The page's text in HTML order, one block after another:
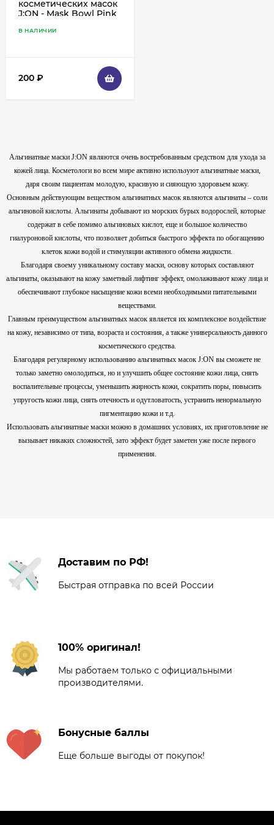
косметических масок
J:ON - Mask Bowl Pink
В НАЛИЧИИ
200 ₽
Альгинатные маски J:ON являются очень востребованным средством для ухода за
кожей лица. Косметологи во всем мире активно используют альгинатные маски,
даря своим пациентам молодую, красивую и сияющую здоровьем кожу.
Основным действующим веществом альгинатных масок являются альгинаты – соли
альгиновой кислоты. Альгинаты добывают из морских бурых водорослей, которые
содержат в себе помимо альгиновых кислот, еще и большое количество
гиалуроновой кислоты, что позволяет добиться быстрого эффекта по обогащению
клеток кожи водой и стимуляции активного обмена жидкости.
Благодаря своему уникальному составу маски, основу которых составляют
альгинаты, оказывают на кожу заметный лифтинг эффект, омолаживают кожу лица и
обеспечивают глубокое насыщение кожи всеми необходимыми питательными
веществами.
Главным преимуществом альгинатных масок является их комплексное воздействие
на кожу, независимо от типа, возраста и состояния, а также универсальность данного
косметического средства.
Благодаря регулярному использованию альгинатных масок J:ON вы сможете не
только заметно омолодиться, но и улучшить общее состояние кожи лица, снять
воспалительные процессы, уменьшить жирность кожи, сократить поры, повысить
упругость кожи лица, снять отечность и одутловатость, устранить ненормальную
пигментацию кожи и т.д.
Использовать альгинатные маски можно в домашних условиях, их приготовление не
вызывает никаких сложностей, зато эффект будет заметен уже после первого
применения.
Доставим по РФ!
Быстрая отправка по всей России
100% оригинал!
Мы работаем только с официальными
производителями.
Бонусные баллы
Еще больше выгоды от покупок!